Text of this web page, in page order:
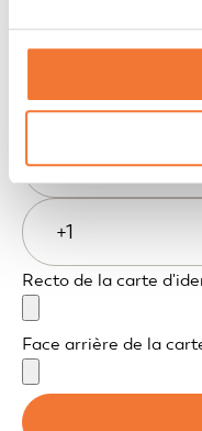
Recto de la carte
Face arrière de la